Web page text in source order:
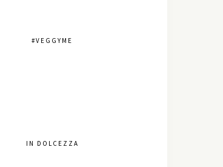
#VEGGYME
IN DOLCEZZA